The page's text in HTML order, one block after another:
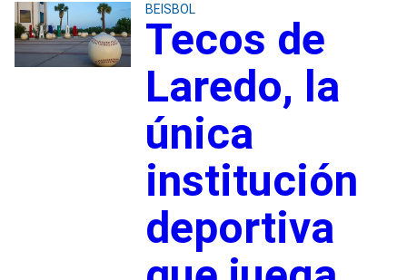
BEISBOL
Tecos de
Laredo, la
única
institución
deportiva